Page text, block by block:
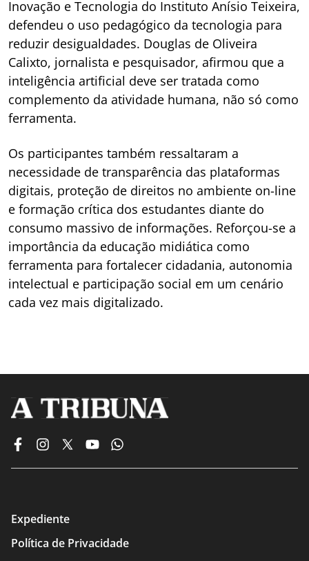
Inovação e Tecnologia do Instituto Anísio Teixeira,
defendeu o uso pedagógico da tecnologia para
reduzir desigualdades. Douglas de Oliveira
Calixto, jornalista e pesquisador, afirmou que a
inteligência artificial deve ser tratada como
complemento da atividade humana, não só como
ferramenta.
Os participantes também ressaltaram a
necessidade de transparência das plataformas
digitais, proteção de direitos no ambiente on-line
e formação crítica dos estudantes diante do
consumo massivo de informações. Reforçou-se a
importância da educação midiática como
ferramenta para fortalecer cidadania, autonomia
intelectual e participação social em um cenário
cada vez mais digitalizado.
Expediente
Política de Privacidade